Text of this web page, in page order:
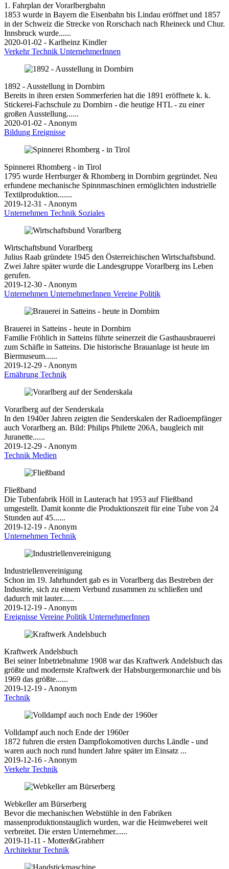
1. Fahrplan der Vorarlbergbahn
1853 wurde in Bayern die Eisenbahn bis Lindau eröffnet und 1857
in der Schweiz die Strecke von Rorschach nach Rheineck und Chur.
Innsbruck wurde......
2020-01-02 - Karlheinz Kindler
VerkehrTechnik UnternehmerInnen
1892 - Ausstellung in Dornbirn
Bereits in ihren ersten Sommerferien hat die 1891 eröffnete k. k.
Stickerei-Fachschule zu Dornbirn - die heutige HTL - zu einer
großen Ausstellung......
2020-01-02 - Anonym
Bildung Ereignisse
Spinnerei Rhomberg - in Tirol
1795 wurde Herrburger & Rhomberg in Dornbirn gegründet. Neu
erfundene mechanische Spinnmaschinen ermöglichten industrielle
Textilproduktion.......
2019-12-31 - Anonym
Unternehmen Technik Soziales
Wirtschaftsbund Vorarlberg
Julius Raab gründete 1945 den Österreichischen Wirtschaftsbund.
Zwei Jahre später wurde die Landesgruppe Vorarlberg ins Leben
gerufen.
2019-12-30 - Anonym
Unternehmen UnternehmerInnen Vereine Politik
Brauerei in Satteins - heute in Dornbirn
Familie Fröhlich in Satteins führte seinerzeit die Gasthausbrauerei
zum Schäfle in Satteins. Die historische Brauanlage ist heute im
Biermuseum......
2019-12-29 - Anonym
Ernährung Technik
Vorarlberg auf der Senderskala
In den 1940er Jahren zeigten die Senderskalen der Radioempfänger
auch Vorarlberg an. Bild: Philips Philette 206A, baugleich mit
Juranette......
2019-12-29 - Anonym
Technik Medien
Fließband
Die Tubenfabrik Höll in Lauterach hat 1953 auf Fließband
umgestellt. Damit konnte die Produktionszeit für eine Tube von 24
Stunden auf 45......
2019-12-19 - Anonym
Unternehmen Technik
Industriellenvereinigung
Schon im 19. Jahrhundert gab es in Vorarlberg das Bestreben der
Industrie, sich zu einem Verbund zusammen zu schließen und
dadurch mit lauter......
2019-12-19 - Anonym
Ereignisse Vereine Politik UnternehmerInnen
Kraftwerk Andelsbuch
Bei seiner Inbetriebnahme 1908 war das Kraftwerk Andelsbuch das
größte und modernste Kraftwerk der Habsburgermonarchie und bis
1969 das größte......
2019-12-19 - Anonym
Technik
Volldampf auch noch Ende der 1960er
1872 fuhren die ersten Dampflokomotiven durchs Ländle - und
waren auch noch rund hundert Jahre später im Einsatz ...
2019-12-16 - Anonym
VerkehrTechnik
Webkeller am Bürserberg
Bevor die mechanischen Webstühle in den Fabriken
massenproduktionstauglich wurden, war die Heimweberei weit
verbreitet. Die ersten Unternehmer......
2019-11-11 - Motter&Grabherr
ArchitekturTechnik